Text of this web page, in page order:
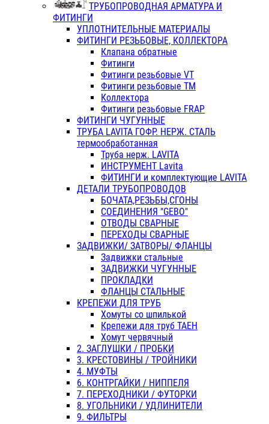
ТРУБОПРОВОДНАЯ АРМАТУРА И
ФИТИНГИ
УПЛОТНИТЕЛЬНЫЕ МАТЕРИАЛЫ
ФИТИНГИ РЕЗЬБОВЫЕ, КОЛЛЕКТОРА
Клапана обратные
Фитинги
Фитинги резьбовые VT
Фитинги резьбовые ТМ
Коллектора
Фитинги резьбовые FRAP
ФИТИНГИ ЧУГУННЫЕ
ТРУБА LAVITA ГОФР. НЕРЖ. СТАЛЬ
термообработанная
Труба нерж. LAVITA
ИНСТРУМЕНТ Lavita
ФИТИНГИ и комплектующие LAVITA
ДЕТАЛИ ТРУБОПРОВОДОВ
БОЧАТА,РЕЗЬБЫ,СГОНЫ
СОЕДИНЕНИЯ "GEBO"
ОТВОДЫ СВАРНЫЕ
ПЕРЕХОДЫ СВАРНЫЕ
ЗАДВИЖКИ/ ЗАТВОРЫ/ ФЛАНЦЫ
Задвижки стальные
ЗАДВИЖКИ ЧУГУННЫЕ
ПРОКЛАДКИ
ФЛАНЦЫ СТАЛЬНЫЕ
КРЕПЕЖИ ДЛЯ ТРУБ
Хомуты со шпилькой
Крепежи для труб ТАЕН
Хомут червячный
2. ЗАГЛУШКИ / ПРОБКИ
3. КРЕСТОВИНЫ / ТРОЙНИКИ
4. МУФТЫ
6. КОНТРГАЙКИ / НИППЕЛЯ
7. ПЕРЕХОДНИКИ / ФУТОРКИ
8. УГОЛЬНИКИ / УДЛИНИТЕЛИ
9. ФИЛЬТРЫ